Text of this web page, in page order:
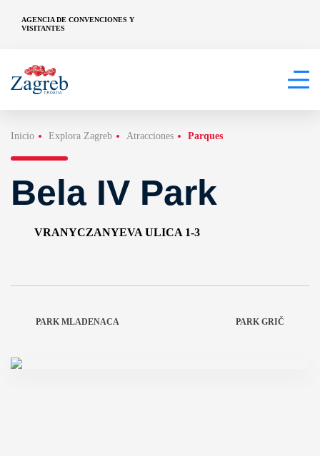
AGENCIA DE CONVENCIONES Y
VISITANTES
Inicio Explora Zagreb Atracciones Parques
Bela IV Park
VRANYCZANYEVA ULICA 1-3
PARK MLADENACA PARK GRIČ